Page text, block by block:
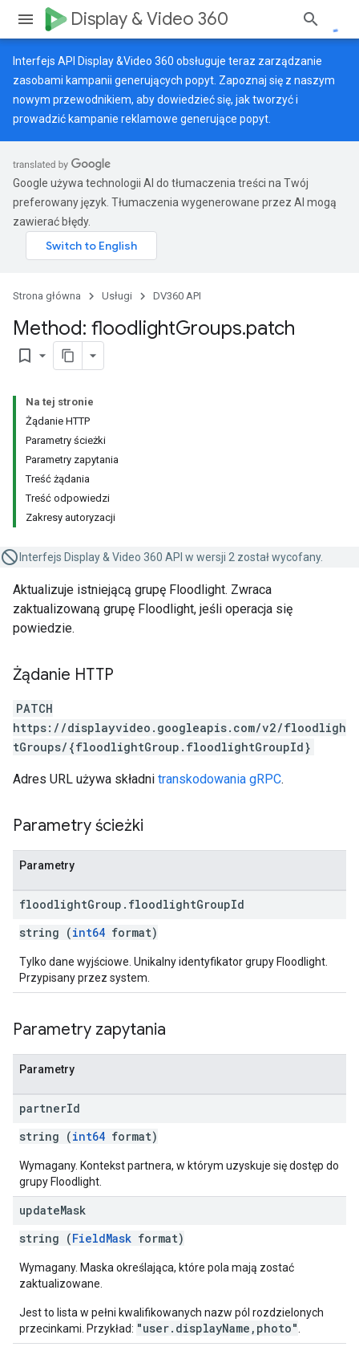
Display & Video 360
Interfejs API Display &Video 360 obsługuje teraz zarządzanie
zasobami kampanii generujących popyt. Zapoznaj się z naszym
nowym przewodnikiem, aby dowiedzieć się, jak tworzyć i
prowadzić kampanie reklamowe generujące popyt.
Google używa technologii AI do tłumaczenia treści na Twój
preferowany język. Tłumaczenia wygenerowane przez AI mogą
zawierać błędy.
Strona główna Usługi DV360 API
Method: floodlightGroups.patch
bookmark_border
Na tej stronie
Żądanie HTTP
Parametry ścieżki
Parametry zapytania
Treść żądania
Treść odpowiedzi
Zakresy autoryzacji
Interfejs Display & Video 360 API w wersji 2 został wycofany.
Aktualizuje istniejącą grupę Floodlight. Zwraca
zaktualizowaną grupę Floodlight, jeśli operacja się
powiedzie.
Żądanie HTTP
PATCH
https://displayvideo.googleapis.com/v2/floodligh
tGroups/{floodlightGroup.floodlightGroupId}
Adres URL używa składni transkodowania gRPC.
Parametry ścieżki
Parametry
floodlightGroup . floodlightGroupId
string (int64 format)
Tylko dane wyjściowe. Unikalny identyfikator grupy Floodlight.
Przypisany przez system.
Parametry zapytania
Parametry
partnerId
string (int64 format)
Wymagany. Kontekst partnera, w którym uzyskuje się dostęp do
grupy Floodlight.
updateMask
string (FieldMask format)
Wymagany. Maska określająca, które pola mają zostać
zaktualizowane.
Jest to lista w pełni kwalifikowanych nazw pól rozdzielonych
przecinkami. Przykład: "user.displayName,photo"